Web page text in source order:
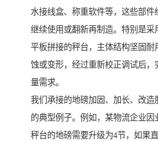
水接线盒、称重软件等，这些部件
继续使用或翻新再制造。特别是采
平板拼接的秤台，主体结构坚固耐
蚀或变形，经过重新校正调试后，
量需求。
我们承接的地磅加固、加长、改造
的典型例子。例如，某物流企业因
秤台的地磅需要升级为4节，如果